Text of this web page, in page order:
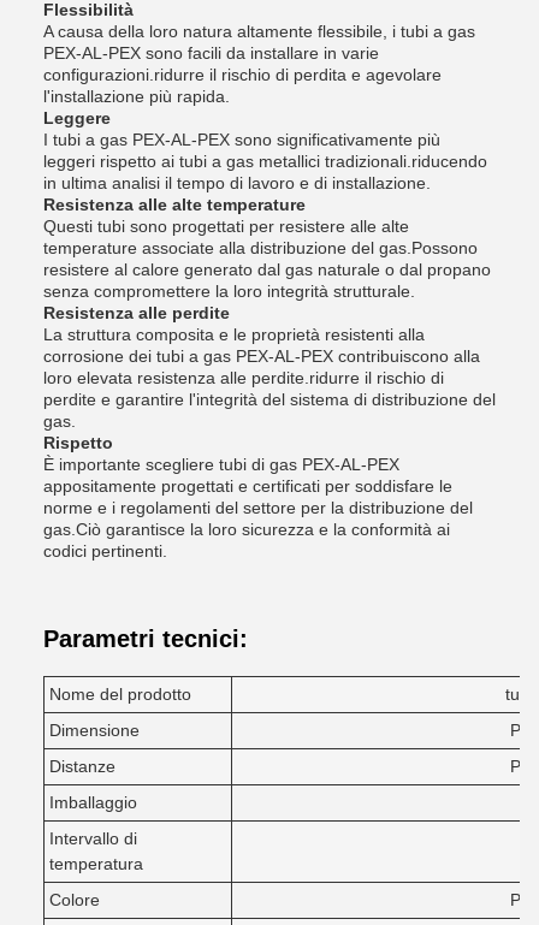
Flessibilità
A causa della loro natura altamente flessibile, i tubi a gas
PEX-AL-PEX sono facili da installare in varie
configurazioni.ridurre il rischio di perdita e agevolare
l'installazione più rapida.
Leggere
I tubi a gas PEX-AL-PEX sono significativamente più
leggeri rispetto ai tubi a gas metallici tradizionali.riducendo
in ultima analisi il tempo di lavoro e di installazione.
Resistenza alle alte temperature
Questi tubi sono progettati per resistere alle alte
temperature associate alla distribuzione del gas.Possono
resistere al calore generato dal gas naturale o dal propano
senza compromettere la loro integrità strutturale.
Resistenza alle perdite
La struttura composita e le proprietà resistenti alla
corrosione dei tubi a gas PEX-AL-PEX contribuiscono alla
loro elevata resistenza alle perdite.ridurre il rischio di
perdite e garantire l'integrità del sistema di distribuzione del
gas.
Rispetto
È importante scegliere tubi di gas PEX-AL-PEX
appositamente progettati e certificati per soddisfare le
norme e i regolamenti del settore per la distribuzione del
gas.Ciò garantisce la loro sicurezza e la conformità ai
codici pertinenti.
Parametri tecnici:
Nome del prodotto
Dimensione
Distanze
Imballaggio
Intervallo di
temperatura
Colore